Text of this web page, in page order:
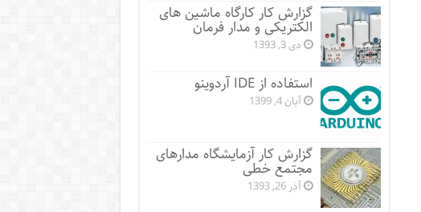
گزارش کار کارگاه ماشین های
الکتریکی و مدار فرمان
دی 3, 1393
استفاده از IDE آردوینو
آبان 4, 1399
گزارش کار آزمایشگاه مدارهای
مجتمع خطی
آذر 26, 1393